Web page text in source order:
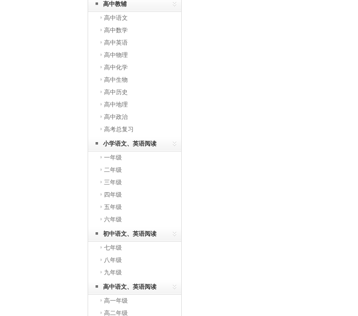
高中教辅
高中语文
高中数学
高中英语
高中物理
高中化学
高中生物
高中历史
高中地理
高中政治
高考总复习
小学语文、英语阅读
一年级
二年级
三年级
四年级
五年级
六年级
初中语文、英语阅读
七年级
八年级
九年级
高中语文、英语阅读
高一年级
高二年级